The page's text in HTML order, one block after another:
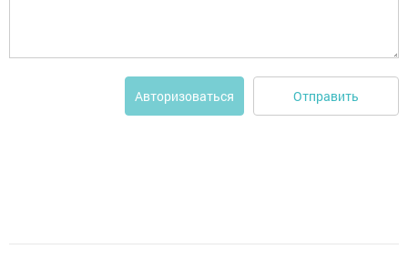
Авторизоваться Отправить